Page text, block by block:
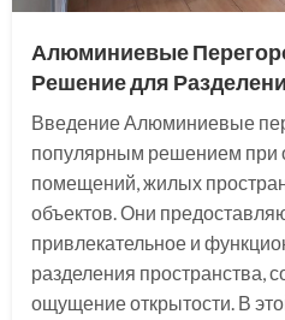
Алюминиевые
Решение для
Введение Алюминиевые
популярным решением при
помещений, жилых
объектов. Они
привлекательное и
разделения пространства,
ощущение открытости. В